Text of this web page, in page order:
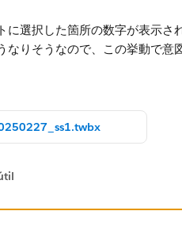
に選択した箇所の数字が表示
なりそうなので、この挙動で意